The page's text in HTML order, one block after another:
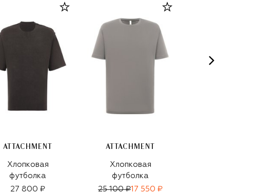
ATTACHMENT
Хлопковая
футболка
27 800 ₽
ATTACHMENT
Хлопковая
футболка
25 100 ₽17 550 ₽